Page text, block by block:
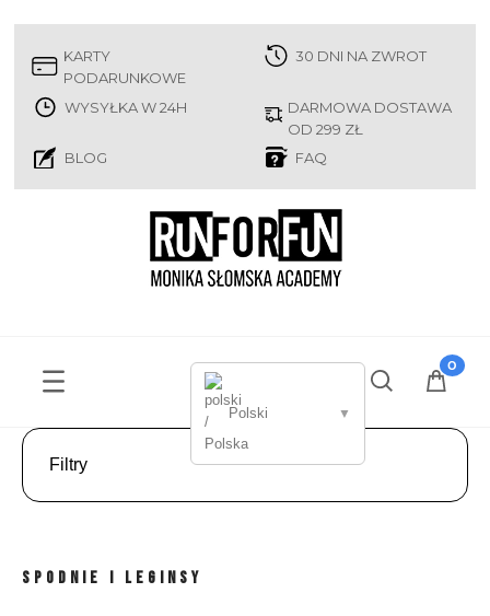
KARTY
PODARUNKOWE
30 DNI NA ZWROT
WYSYŁKA W 24H
DARMOWA DOSTAWA
OD 299 ZŁ
BLOG
FAQ
Polski ▼
Filtry
SPODNIE I LEGINSY